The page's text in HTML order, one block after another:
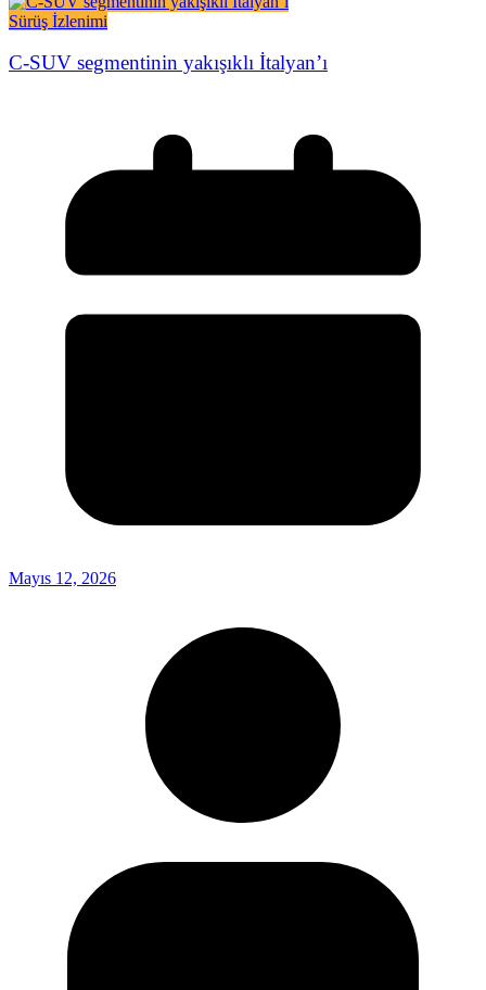
Sürüş İzlenimi
C-SUV segmentinin yakışıklı İtalyan’ı
Mayıs 12, 2026